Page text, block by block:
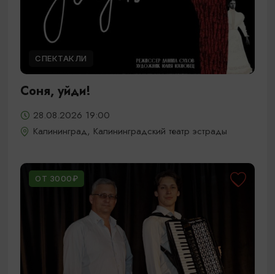
СПЕКТАКЛИ
Соня, уйди!
28.08.2026 19:00
Калининград, Калининградский театр эстрады
ОТ 3000₽